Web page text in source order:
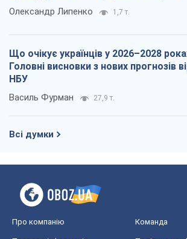
Олександр Липенко 1,7 т.
Що очікує українців у 2026–2028
Головні висновки з нових прогнозів
НБУ
Василь Фурман 27,9 т.
Всі думки
Про компанію Команда